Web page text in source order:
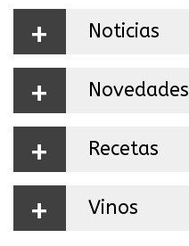
+ Noticias
+ Novedades
+ Recetas
+ Vinos